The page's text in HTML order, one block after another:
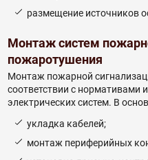
размещение источников
Монтаж систем
пожаротушения
Монтаж пожарной
соответствии с нормативами
электрических систем. В
укладка кабелей;
монтаж периферийных